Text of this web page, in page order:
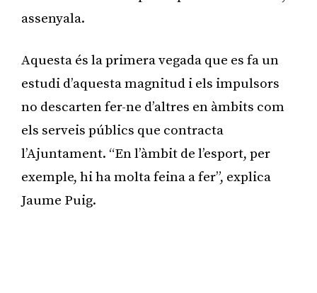
assenyala.
Aquesta és la primera vegada que es fa un
estudi d’aquesta magnitud i els impulsors
no descarten fer-ne d’altres en àmbits com
els serveis públics que contracta
l’Ajuntament. “En l’àmbit de l’esport, per
exemple, hi ha molta feina a fer”, explica
Jaume Puig.